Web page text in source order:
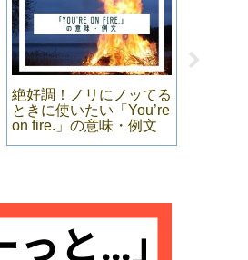
絶好調！ノリにノッてる
ときに使いたい「You’re
on fire.」の意味・例文